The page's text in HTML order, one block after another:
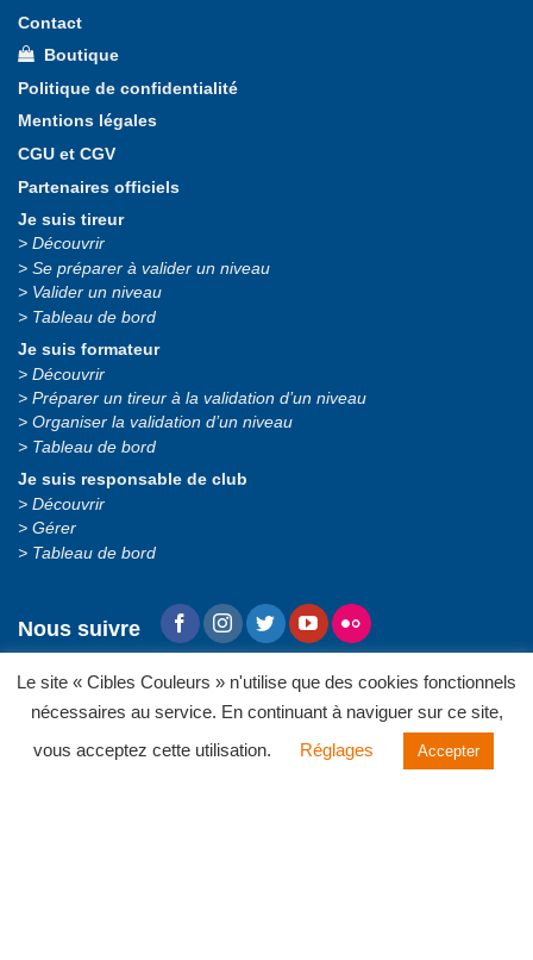
Contact
Boutique
Politique de confidentialité
Mentions légales
CGU et CGV
Partenaires officiels
Je suis tireur
Découvrir
Se préparer à valider un niveau
Valider un niveau
Tableau de bord
Je suis formateur
Découvrir
Préparer un tireur à la validation d’un niveau
Organiser la validation d’un niveau
Tableau de bord
Je suis responsable de club
Découvrir
Gérer
Tableau de bord
Nous suivre
S’inscrire à la Newsletter
En soumettant ce formulaire d'inscription, j'accepte que les informations
Le site « Cibles Couleurs » n'utilise que des cookies fonctionnels
nécessaires au service. En continuant à naviguer sur ce site,
vous acceptez cette utilisation.
Réglages Accepter